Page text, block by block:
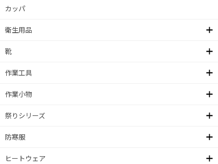
カッパ
衛生用品
靴
作業工具
作業小物
祭りシリーズ
防寒服
ヒートウェア